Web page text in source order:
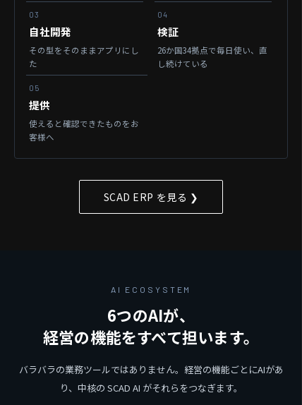
03
自社開発
その型をそのままアプリにし
た
04
検証
26か国34拠点で毎日使い、 直
し続けている
05
提供
使えると確認できたものをお
客様へ
SCAD ERP を見る ❯
AI ECOSYSTEM
6つのAIが、
経営の機能をすべて担います。
バラバラの業務ツールではありません。経営の機能ごとにAIがあ
り、中核の SCAD AI がそれらをつなぎます。